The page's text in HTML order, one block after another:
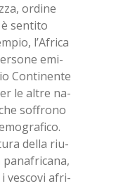
or­di­ne
sen­ti­to
l’A­fri­ca
emi­
Con­ti­nen­te
le al­tre na­
sof­fro­no
del­la riu­
pa­na­fri­ca­na,
i ve­sco­vi afri­